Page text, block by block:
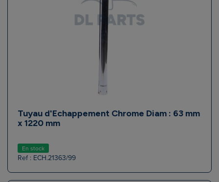
Tuyau d'Echappement Chrome Diam : 63 mm
x 1220 mm
En stock
Ref : ECH.21363/99